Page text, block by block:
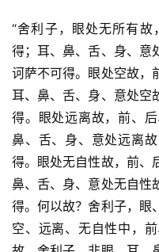
“舍利子，眼处无所有
得；耳、鼻、舌、身、意
诃萨不可得。眼处空故，
耳、鼻、舌、身、意处空
得。眼处远离故，前、
鼻、舌、身、意处远离
得。眼处无自性故，前、
鼻、舌、身、意处无自性
得。何以故？舍利子，眼
空、远离、无自性中，